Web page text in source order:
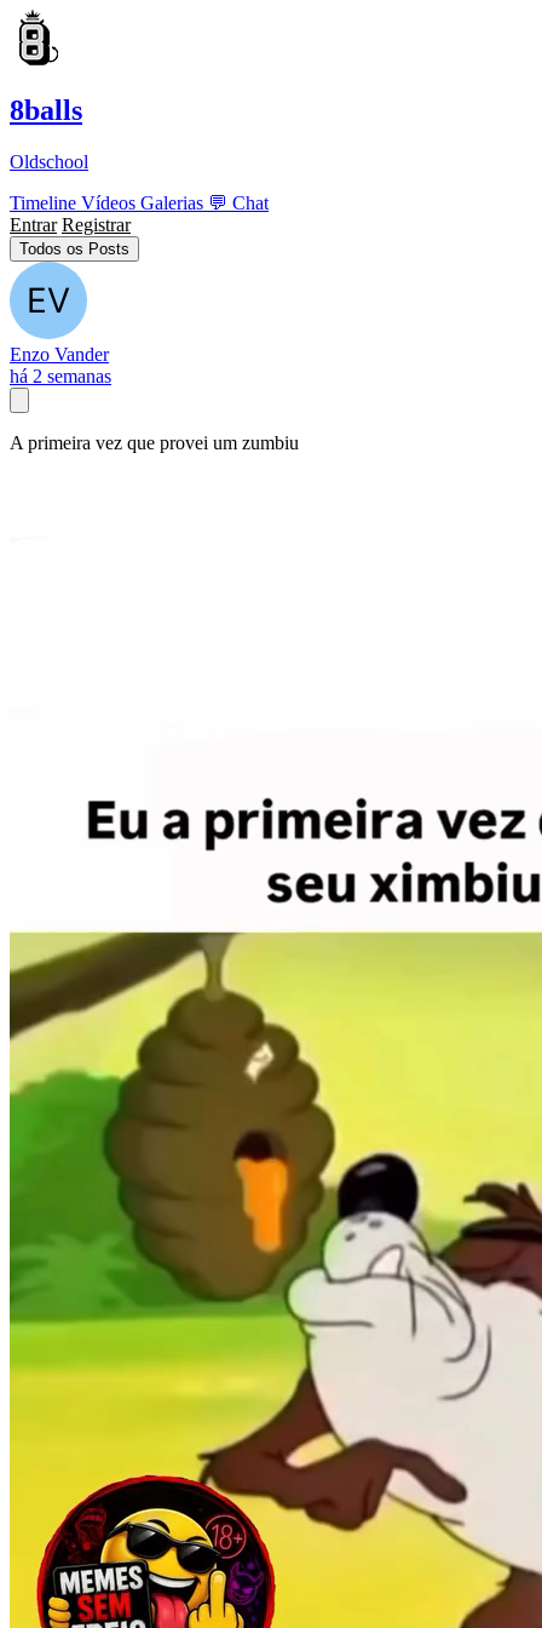
8balls
Oldschool
Timeline Vídeos Galerias 💬 Chat
Entrar Registrar
Todos os Posts
Enzo Vander
há 2 semanas
A primeira vez que provei um zumbiu